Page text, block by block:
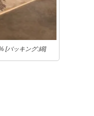
[バッキング:綿]